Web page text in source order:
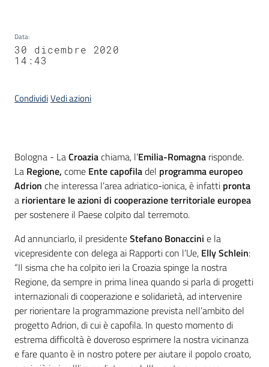
Data:
30 dicembre 2020
14:43
CondividiVedi azioni
Contenuto
Bologna - LaCroaziachiama, l’Emilia-Romagna risponde.
La Regione, come Ente capofiladel programma europeo
Adrion che interessa l’area adriatico-ionica, è infatti pronta
a riorientare le azioni di cooperazione territoriale europea
per sostenere il Paese colpito dal terremoto.
Ad annunciarlo, il presidenteStefano Bonaccini e la
vicepresidente con delega ai Rapporti con l’Ue, Elly Schlein:
“Il sisma che ha colpito ieri la Croazia spinge la nostra
Regione, da sempre in prima linea quando si parla di progetti
internazionali di cooperazione e solidarietà, ad intervenire
per riorientare la programmazione prevista nell’ambito del
progetto Adrion, di cui è capofila. In questo momento di
estrema difficoltà è doveroso esprimere la nostra vicinanza
e fare quanto è in nostro potere per aiutare il popolo croato,